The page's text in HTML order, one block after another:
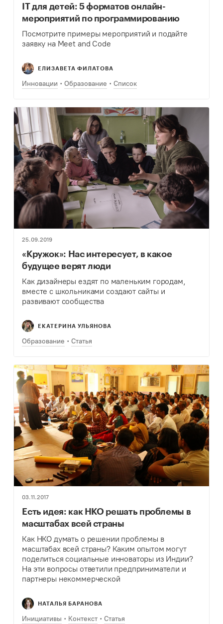
IT для детей: 5 форматов онлайн-
мероприятий по программированию
Посмотрите примеры мероприятий и подайте
заявку на Meet and Code
ЕЛИЗАВЕТА ФИЛАТОВА
Инновации Образование Список
25.09.2019
«Кружок»: Нас интересует, в какое
будущее верят люди
Как дизайнеры ездят по маленьким городам,
вместе с школьниками создают сайты и
развивают сообщества
ЕКАТЕРИНА УЛЬЯНОВА
Образование Статья
03.11.2017
Есть идея: как НКО решать проблемы в
масштабах всей страны
Как НКО думать о решении проблемы в
масштабах всей страны? Каким опытом могут
поделиться социальные инноваторы из Индии?
На эти вопросы ответили предприниматели и
партнеры некоммерческой
Пандей (Soumitra Pandey), Рохит Менезес (Rohit
Menezes) и консультант международной
консалтинговой компании…
НАТАЛЬЯ БАРАНОВА
Инициативы Контекст Статья